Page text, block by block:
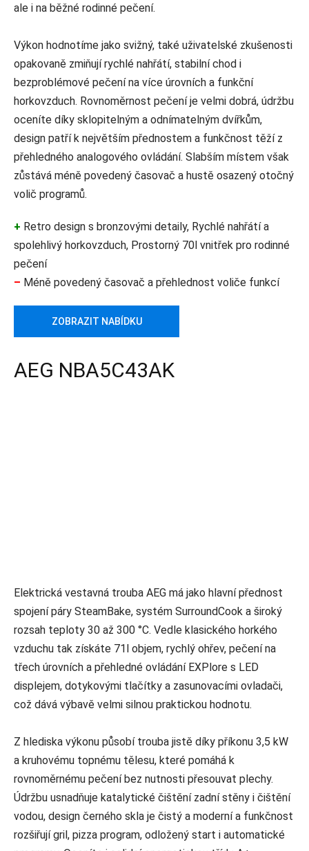
ale i na běžné rodinné pečení.
Výkon hodnotíme jako svižný, také uživatelské zkušenosti
opakovaně zmiňují rychlé nahřátí, stabilní chod i
bezproblémové pečení na více úrovních a funkční
horkovzduch. Rovnoměrnost pečení je velmi dobrá, údržbu
oceníte díky sklopitelným a odnímatelným dvířkům,
design patří k největším přednostem a funkčnost těží z
přehledného analogového ovládání. Slabším místem však
zůstává méně povedený časovač a hustě osazený otočný
volič programů.
+ Retro design s bronzovými detaily, Rychlé nahřátí a
spolehlivý horkovzduch, Prostorný 70l vnitřek pro rodinné
pečení
– Méně povedený časovač a přehlednost voliče funkcí
ZOBRAZIT NABÍDKU
AEG NBA5C43AK
Elektrická vestavná trouba AEG má jako hlavní přednost
spojení páry SteamBake, systém SurroundCook a široký
rozsah teploty 30 až 300 °C. Vedle klasického horkého
vzduchu tak získáte 71l objem, rychlý ohřev, pečení na
třech úrovních a přehledné ovládání EXPlore s LED
displejem, dotykovými tlačítky a zasunovacími ovladači,
což dává výbavě velmi silnou praktickou hodnotu.
Z hlediska výkonu působí trouba jistě díky příkonu 3,5 kW
a kruhovému topnému tělesu, které pomáhá k
rovnoměrnému pečení bez nutnosti přesouvat plechy.
Údržbu usnadňuje katalytické čištění zadní stěny i čištění
vodou, design černého skla je čistý a moderní a funkčnost
rozšiřují gril, pizza program, odložený start i automatické